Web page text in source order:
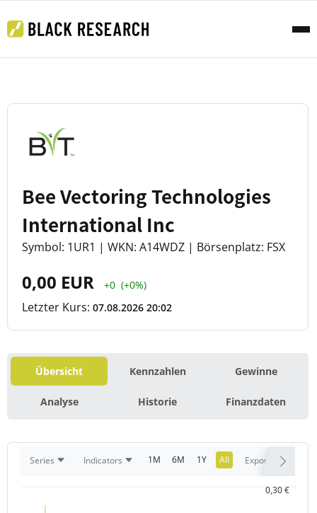
Bee Vectoring Technologies
International Inc
Symbol: 1UR1 | WKN: A14WDZ | Börsenplatz: FSX
0,00 EUR +0 (+0%)
Letzter Kurs: 07.08.2026 20:02
Übersicht Kennzahlen Gewinne
Analyse Historie Finanzdaten
Series Indicators 1M 6M 1Y All Export
0,30 €